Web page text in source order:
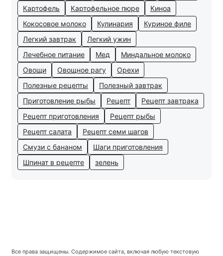
Картофель
Картофельное пюре
Киноа
Кокосовое молоко
Кулинария
Куриное филе
Легкий завтрак
Легкий ужин
Лечебное питание
Мед
Миндальное молоко
Овощи
Овощное рагу
Орехи
Полезные рецепты
Полезный завтрак
Приготовление рыбы
Рецепт
Рецепт завтрака
Рецепт приготовления
Рецепт рыбы
Рецепт салата
Рецепт семи шагов
Смузи с бананом
Шаги приготовления
Шпинат в рецепте
зелень
Все права защищены. Содержимое сайта, включая любую текстовую